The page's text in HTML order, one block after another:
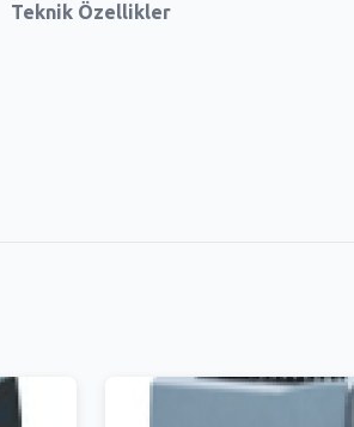
Teknik Özellikler